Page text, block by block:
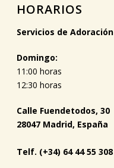
HORARIOS
Servicios de Adoración
Domingo:
11:00 horas
12:30 horas
Calle Fuendetodos, 30
28047 Madrid, España
Telf. (+34) 64 44 55 308